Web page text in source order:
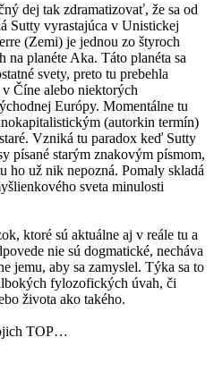
dej tak zdramatizovať, že sa od
Sutty vyrastajúca v Unistickej
(Zemi) je jednou zo štyroch
planéte Aka. Táto planéta sa
svety, preto tu prebehla
Číne alebo niektorých
Európy. Momentálne tu
(autorkin termín)
Vzniká tu paradox keď Sutty
písané starým znakovým písmom,
ho už nik nepozná. Pomaly skladá
sveta minulosti
ktoré sú aktuálne aj v reále tu a
nie sú dogmatické, necháva
jemu, aby sa zamyslel. Týka sa to
fylozofických úvah, či
života ako takého.
TOP…